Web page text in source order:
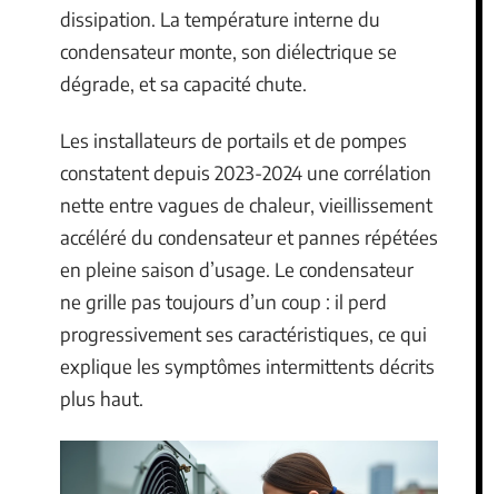
dissipation. La température interne du
condensateur monte, son diélectrique se
dégrade, et sa capacité chute.
Les installateurs de portails et de pompes
constatent depuis 2023-2024 une corrélation
nette entre vagues de chaleur, vieillissement
accéléré du condensateur et pannes répétées
en pleine saison d’usage. Le condensateur
ne grille pas toujours d’un coup : il perd
progressivement ses caractéristiques, ce qui
explique les symptômes intermittents décrits
plus haut.